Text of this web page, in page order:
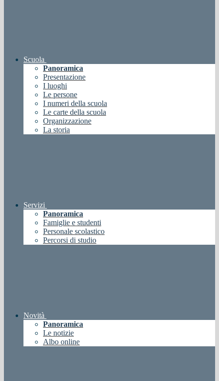
Scuola
Panoramica
Presentazione
I luoghi
Le persone
I numeri della scuola
Le carte della scuola
Organizzazione
La storia
Servizi
Panoramica
Famiglie e studenti
Personale scolastico
Percorsi di studio
Novità
Panoramica
Le notizie
Albo online